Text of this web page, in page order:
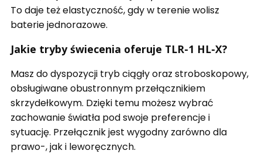
To daje też elastyczność, gdy w terenie wolisz
baterie jednorazowe.
Jakie tryby świecenia oferuje TLR-1 HL-X?
Masz do dyspozycji tryb ciągły oraz stroboskopowy,
obsługiwane obustronnym przełącznikiem
skrzydełkowym. Dzięki temu możesz wybrać
zachowanie światła pod swoje preferencje i
sytuację. Przełącznik jest wygodny zarówno dla
prawo-, jak i leworęcznych.